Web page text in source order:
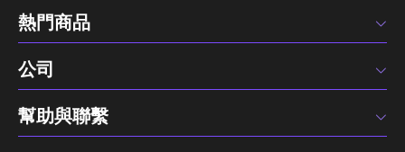
熱門商品
公司
幫助與聯繫